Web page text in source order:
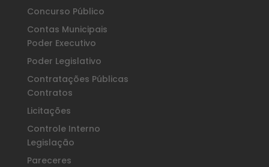
Concurso Público
Contas Municipais
Poder Executivo
Poder Legislativo
Contratações Públicas
Contratos
Licitações
Controle Interno
Legislação
Pareceres